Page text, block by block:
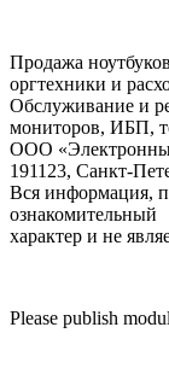
Продажа
оргтехники и
Обслуживание и
мониторов, ИБП,
ООО
191123, Санкт-
Вся информация,
ознакомительный
характер и не
Please publish